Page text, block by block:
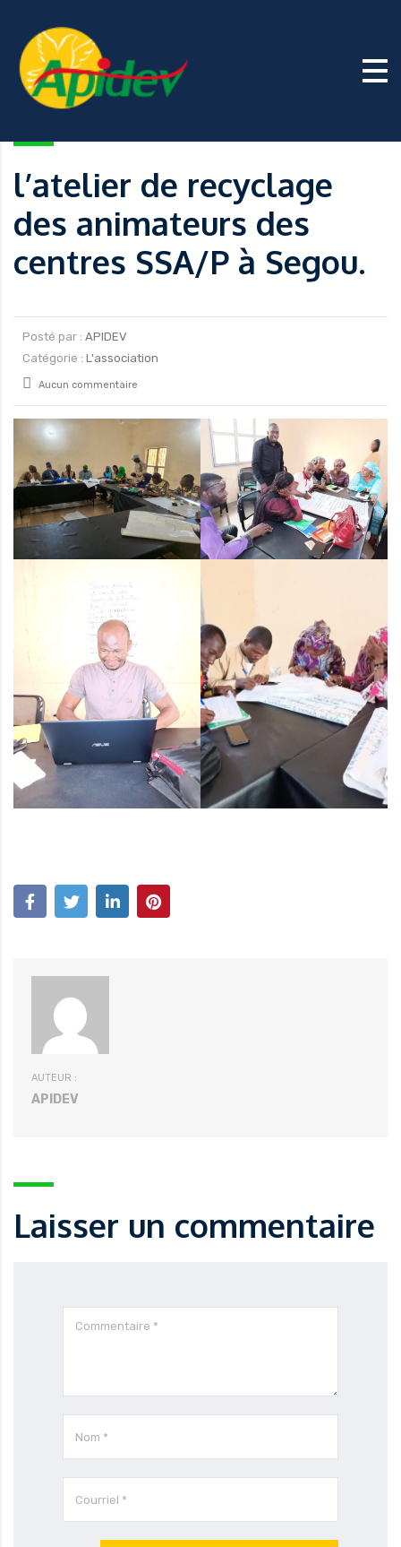
l’atelier de recyclage
des animateurs des
centres SSA/P à Segou.
Posté par : APIDEV
Catégorie : L'association
Aucun commentaire
AUTEUR :
APIDEV
Laisser un commentaire